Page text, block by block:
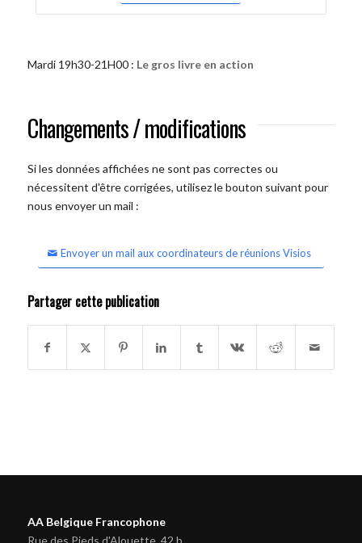
Mardi 19h30-21H00 : Le gros livre en action
Changements / modifications
Si les données affichées ne sont pas correctes ou
nécessitent d'être corrigées, utilisez le bouton suivant pour
nous envoyer un mail :
Envoyer un mail aux coordinateurs de réunions Visios
Partager cette publication
AA Belgique Francophone
Rue des Pieds d'Alouette, 42 b